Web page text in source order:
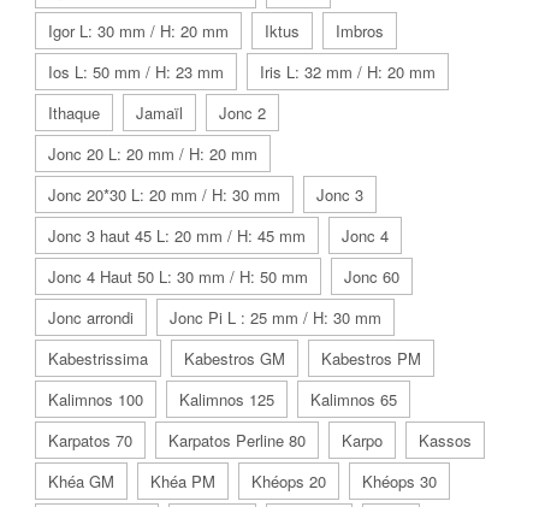
Igor L: 30 mm / H: 20 mm
Iktus
Imbros
Ios L: 50 mm / H: 23 mm
Iris L: 32 mm / H: 20 mm
Ithaque
Jamaïl
Jonc 2
Jonc 20 L: 20 mm / H: 20 mm
Jonc 20*30 L: 20 mm / H: 30 mm
Jonc 3
Jonc 3 haut 45 L: 20 mm / H: 45 mm
Jonc 4
Jonc 4 Haut 50 L: 30 mm / H: 50 mm
Jonc 60
Jonc arrondi
Jonc Pi L : 25 mm / H: 30 mm
Kabestrissima
Kabestros GM
Kabestros PM
Kalimnos 100
Kalimnos 125
Kalimnos 65
Karpatos 70
Karpatos Perline 80 Karpo
Kassos
Khéa GM
Khéa PM Khéops 20
Khéops 30